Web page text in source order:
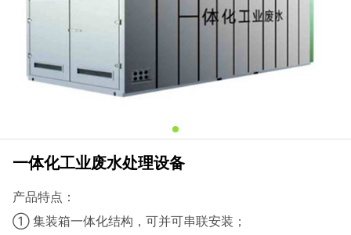
一体化工业废水处理设备
产品特点：
① 集装箱一体化结构，可并可串联安装；